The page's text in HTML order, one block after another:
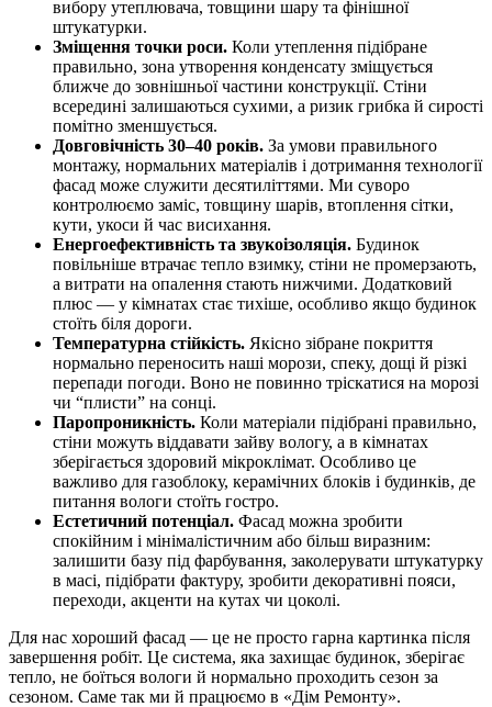
вибору утеплювача, товщини шару та фінішної
штукатурки.
Зміщення точки роси. Коли утеплення підібране
правильно, зона утворення конденсату зміщується
ближче до зовнішньої частини конструкції. Стіни
всередині залишаються сухими, а ризик грибка й сирості
помітно зменшується.
Довговічність 30–40 років. За умови правильного
монтажу, нормальних матеріалів і дотримання технології
фасад може служити десятиліттями. Ми суворо
контролюємо заміс, товщину шарів, втоплення сітки,
кути, укоси й час висихання.
Енергоефективність та звукоізоляція. Будинок
повільніше втрачає тепло взимку, стіни не промерзають,
а витрати на опалення стають нижчими. Додатковий
плюс — у кімнатах стає тихіше, особливо якщо будинок
стоїть біля дороги.
Температурна стійкість. Якісно зібране покриття
нормально переносить наші морози, спеку, дощі й різкі
перепади погоди. Воно не повинно тріскатися на морозі
чи “плисти” на сонці.
Паропроникність. Коли матеріали підібрані правильно,
стіни можуть віддавати зайву вологу, а в кімнатах
зберігається здоровий мікроклімат. Особливо це
важливо для газоблоку, керамічних блоків і будинків, де
питання вологи стоїть гостро.
Естетичний потенціал. Фасад можна зробити
спокійним і мінімалістичним або більш виразним:
залишити базу під фарбування, заколерувати штукатурку
в масі, підібрати фактуру, зробити декоративні пояси,
переходи, акценти на кутах чи цоколі.
Для нас хороший фасад — це не просто гарна картинка після
завершення робіт. Це система, яка захищає будинок, зберігає
тепло, не боїться вологи й нормально проходить сезон за
сезоном. Саме так ми й працюємо в «Дім Ремонту».